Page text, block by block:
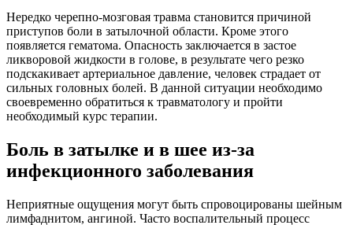
Нередко черепно-мозговая травма становится причиной
приступов боли в затылочной области. Кроме этого
появляется гематома. Опасность заключается в застое
ликворовой жидкости в голове, в результате чего резко
подскакивает артериальное давление, человек страдает от
сильных головных болей. В данной ситуации необходимо
своевременно обратиться к травматологу и пройти
необходимый курс терапии.
Боль в затылке и в шее из-за
инфекционного заболевания
Неприятные ощущения могут быть спровоцированы шейным
лимфаднитом, ангиной. Часто воспалительный процесс